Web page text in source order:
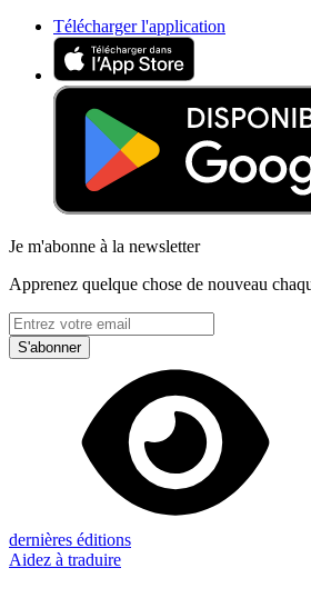
Télécharger l'application
Je m'abonne à la newsletter
Apprenez quelque chose de nouveau
S'abonner
dernières éditions
Aidez à traduire